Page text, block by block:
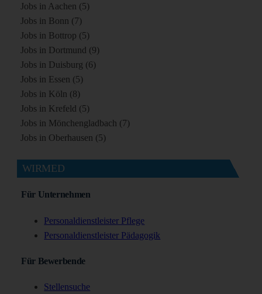
Jobs in Aachen (5)
Jobs in Bonn (7)
Jobs in Bottrop (5)
Jobs in Dortmund (9)
Jobs in Duisburg (6)
Jobs in Essen (5)
Jobs in Köln (8)
Jobs in Krefeld (5)
Jobs in Mönchengladbach (7)
Jobs in Oberhausen (5)
WIRMED
Für Unternehmen
Personaldienstleister Pflege
Personaldienstleister Pädagogik
Für Bewerbende
Stellensuche